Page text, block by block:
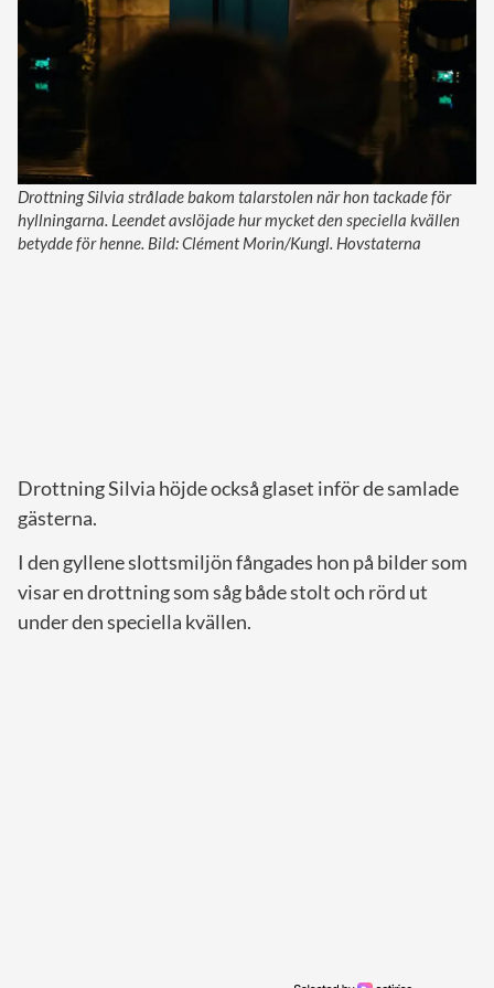
Drottning Silvia strålade bakom talarstolen när hon tackade för
hyllningarna. Leendet avslöjade hur mycket den speciella kvällen
betydde för henne. Bild: Clément Morin/Kungl. Hovstaterna
Drottning Silvia höjde också glaset inför de samlade
gästerna.
I den gyllene slottsmiljön fångades hon på bilder som
visar en drottning som såg både stolt och rörd ut
under den speciella kvällen.